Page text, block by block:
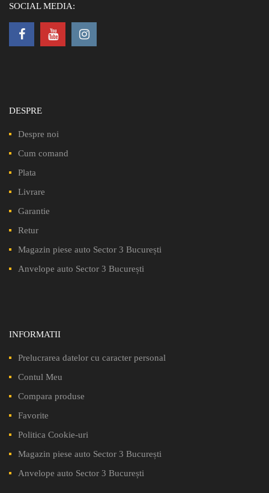
SOCIAL MEDIA:
DESPRE
Despre noi
Cum comand
Plata
Livrare
Garantie
Retur
Magazin piese auto Sector 3 București
Anvelope auto Sector 3 București
INFORMATII
Prelucrarea datelor cu caracter personal
Contul Meu
Compara produse
Favorite
Politica Cookie-uri
Magazin piese auto Sector 3 București
Anvelope auto Sector 3 București